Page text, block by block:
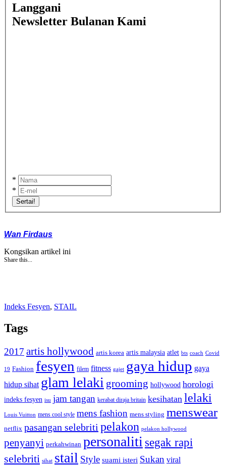
Langgani
Newsletter Bulanan Kami
*
*
Sertai!
Wan Firdaus
Kongsikan artikel ini
Share this...
Indeks Fesyen, STAIL
Tags
2017 artis hollywood artis korea artis malaysia atlet bts coach Covid
19 Fashion fesyen filem fitness gajet gaya hidup gaya
hidup sihat glam lelaki grooming hollywood horologi
indeks fesyen isu jam tangan kerabat diraja britain kesihatan lelaki
Louis Vuitton mens cool style mens fashion mens styling menswear
netflix pasangan selebriti pelakon pelakon hollywood
penyanyi perkahwinan personaliti segak rapi
selebriti sihat stail Style suami isteri Sukan viral